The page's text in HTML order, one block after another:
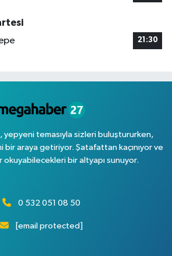
21:30
temasıyla sizleri buluştururken,
bir araya getiriyor. Şatafattan kaçınıyor ve
okuyabilecekleri bir altyapı sunuyor.
0 532 051 08 50
[email protected]